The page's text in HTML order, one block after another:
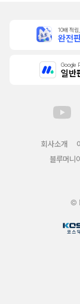
10배 적립
완전
Google
일반
회사소개
블루머니
©